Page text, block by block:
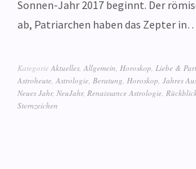
Sonnen-Jahr 2017 beginnt. Der
ab, Patriarchen haben das Zepter
Kategorie Aktuelles, Allgemein, Horoskop, Liebe &
Astroheute, Astrologie, Beratung, Horoskop, Jahres
Neues Jahr, NeuJahr, Renaissance Astrologie,
Sternzeichen